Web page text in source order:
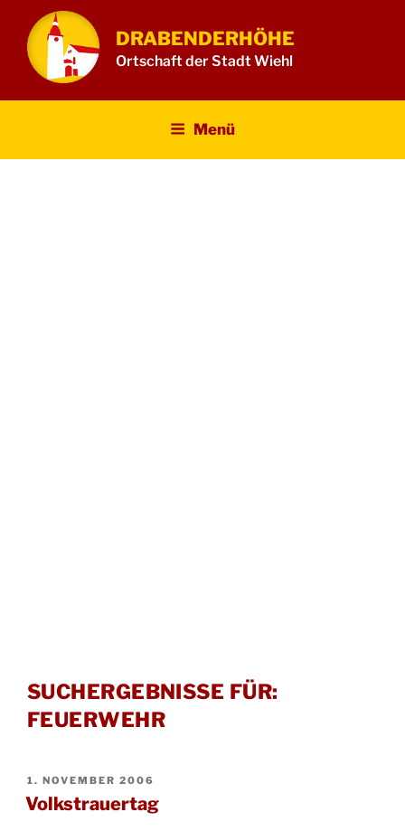
Inhalt
springen
DRABENDERHÖHE
Ortschaft der Stadt Wiehl
Menü
SUCHERGEBNISSE FÜR:
FEUERWEHR
VERÖFFENTLICHT
AM
1. NOVEMBER 2006
Volkstrauertag